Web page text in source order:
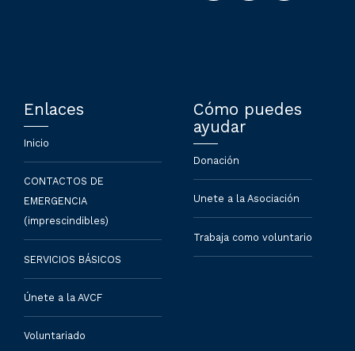
Enlaces
Inicio
CONTACTOS DE
EMERGENCIA
(imprescindibles)
SERVICIOS BÁSICOS
Únete a la AVCF
Voluntariado
Cómo puedes
ayudar
Donación
Unete a la Asociación
Trabaja como voluntario